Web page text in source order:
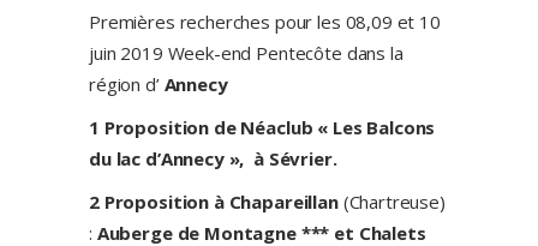
Premières recherches pour les 08,09 et 10
juin 2019 Week-end Pentecôte dans la
région d’ Annecy
1 Proposition de Néaclub « Les Balcons
du lac d’Annecy », à Sévrier.
2 Proposition à Chapareillan(Chartreuse)
: Auberge de Montagne *** et Chalets